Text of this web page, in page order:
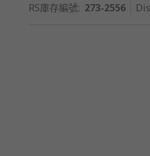
RS庫存編號: 273-2556